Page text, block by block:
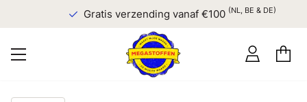
Gratis verzending vanaf €100(NL, BE & DE)